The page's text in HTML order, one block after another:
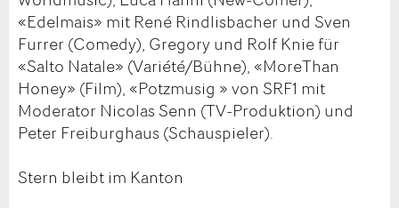
«Edelmais» mit René Rindlisbacher und Sven
Furrer (Comedy), Gregory und Rolf Knie für
«Salto Natale» (Variété/Bühne), «MoreThan
Honey» (Film), «Potzmusig » von SRF1 mit
Moderator Nicolas Senn (TV-Produktion) und
Peter Freiburghaus (Schauspieler).
Stern bleibt im Kanton